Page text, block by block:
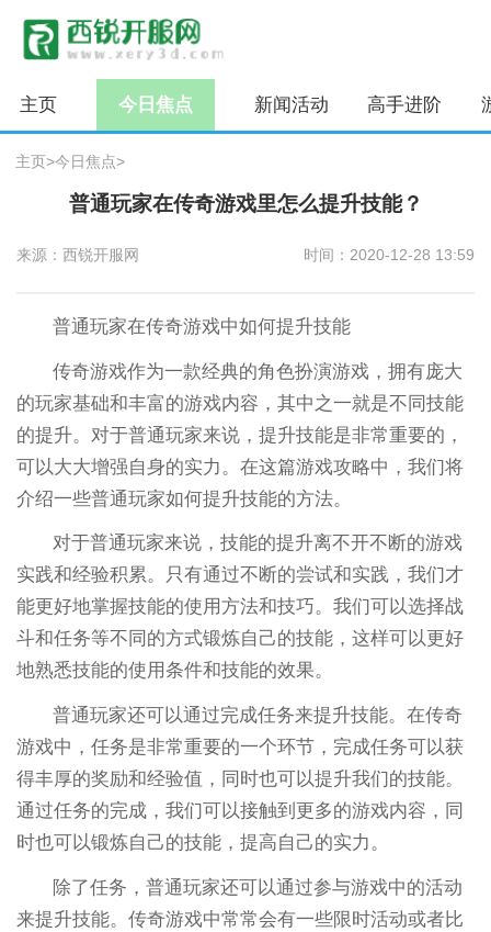
主页 今日焦点 新闻活动 高手进阶
主页>今日焦点>
普通玩家在传奇游戏里怎么提升技能？
来源：西锐开服网 时间：2020-12-28 13:59
普通玩家在传奇游戏中如何提升技能
传奇游戏作为一款经典的角色扮演游戏，拥有庞大
的玩家基础和丰富的游戏内容，其中之一就是不同技能
的提升。对于普通玩家来说，提升技能是非常重要的，
可以大大增强自身的实力。在这篇游戏攻略中，我们将
介绍一些普通玩家如何提升技能的方法。
对于普通玩家来说，技能的提升离不开不断的游戏
实践和经验积累。只有通过不断的尝试和实践，我们才
能更好地掌握技能的使用方法和技巧。我们可以选择战
斗和任务等不同的方式锻炼自己的技能，这样可以更好
地熟悉技能的使用条件和技能的效果。
普通玩家还可以通过完成任务来提升技能。在传奇
游戏中，任务是非常重要的一个环节，完成任务可以获
得丰厚的奖励和经验值，同时也可以提升我们的技能。
通过任务的完成，我们可以接触到更多的游戏内容，同
时也可以锻炼自己的技能，提高自己的实力。
除了任务，普通玩家还可以通过参与游戏中的活动
来提升技能。传奇游戏中常常会有一些限时活动或者比